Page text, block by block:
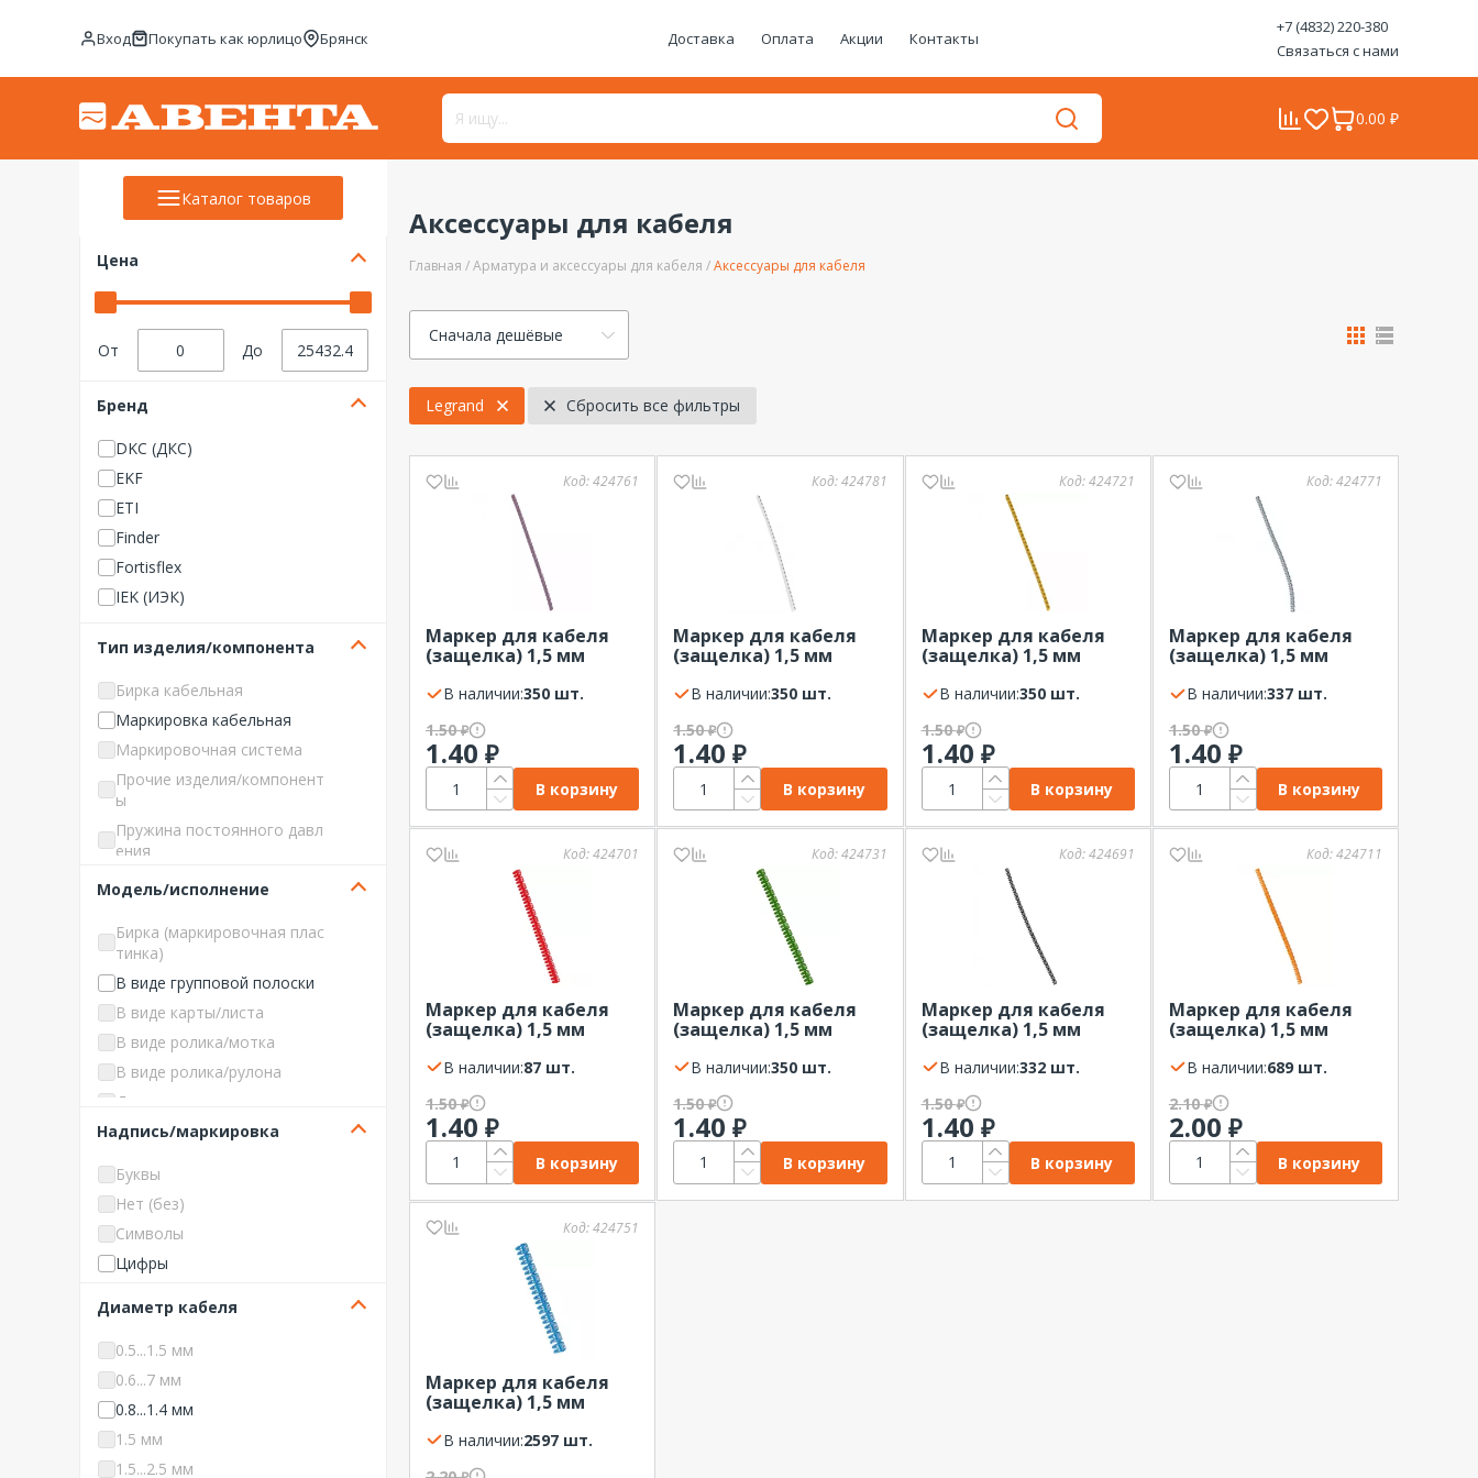
Вход Покупать как юрлицо Брянск Доставка Оплата Акции Контакты
+7 (4832) 220-380
Связаться с нами
0.00 ₽
Каталог товаров
Цена
От До
Бренд
DKC (ДКС)
EKF
ETI
Finder
Fortisflex
IEK (ИЭК)
Legrand
Navigator
NO NAME Изделия для монт
ажа
NO NAME Светотехника
Partex
Phoenix Contact
REXANT
Shenler
TDM ELECTRIC
Wago
Weidmueller
ЗЭТАРУС
КВТ
КЭАЗ (Курский электроаппар
ОВЕН
ПРОМРУКАВ
Протэкт
ССД
Тип изделия/компонента
Бирка кабельная
Маркировка кабельная
Маркировочная система
Прочие изделия/компонент
ы
Пружина постоянного давл
ения
Модель/исполнение
Бирка (маркировочная плас
тинка)
В виде групповой полоски
В виде карты/листа
В виде ролика/мотка
В виде ролика/рулона
Держатель маркировки
Лента
Резьбовое соединение
Надпись/маркировка
Буквы
Нет (без)
Символы
Цифры
Диаметр кабеля
0.5...1.5 мм
0.6...7 мм
0.8...1.4 мм
1.5 мм
1.5...2.5 мм
Аксессуары для кабеля
Главная Арматура и аксессуары для кабеля Аксессуары для кабеля
Сначала дешёвые
Legrand Сбросить все фильтры
Код:424761
Маркер для кабеля
(защелка) 1,5 мм
Legrand, фиолетовый
В наличии:
350 шт.
1.50₽
1.40 ₽
В корзину
Код:424781
Маркер для кабеля
(защелка) 1,5 мм
Legrand, белый
В наличии:
350 шт.
1.50₽
1.40₽
В корзину
Код:424721
Маркер для кабеля
(защелка) 1,5 мм
Legrand, желтый
В наличии:
350 шт.
1.50₽
1.40 ₽
В корзину
Код:424771
Маркер для кабеля
(защелка) 1,5 мм
Legrand, серый
В наличии:
337 шт.
1.50₽
1.40 ₽
В корзину
Код:424701
Маркер для кабеля
(защелка) 1,5 мм
символ "2" (ШТ)
Legrand, красный
В наличии:
87 шт.
1.50₽
1.40 ₽
В корзину
Код:424731
Маркер для кабеля
(защелка) 1,5 мм
символ "5" (ШТ)
Legrand, зеленый
В наличии:
350 шт.
1.50₽
1.40₽
В корзину
Код:424691
Маркер для кабеля
(защелка) 1,5 мм
символ "0" (ШТ)
Legrand, черный
В наличии:
332 шт.
1.50₽
1.40 ₽
В корзину
Код:424711
Маркер для кабеля
(защелка) 1,5 мм
символ "3" (ШТ)
Legrand, оранжевый
В наличии:
689 шт.
2.10₽
2.00 ₽
В корзину
Код:424751
Маркер для кабеля
(защелка) 1,5 мм
Legrand, синий
В наличии:
2597 шт.